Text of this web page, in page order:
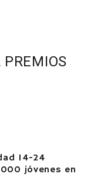
PREMIOS
14-24
jóvenes en